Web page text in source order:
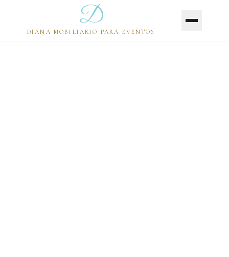
D
DIANA MOBILIARIO PARA EVENTOS